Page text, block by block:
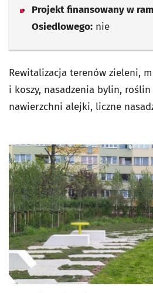
Projekt finansowany w
Osiedlowego: nie
Rewitalizacja terenów zieleni,
i koszy, nasadzenia bylin,
nawierzchni alejki, liczne